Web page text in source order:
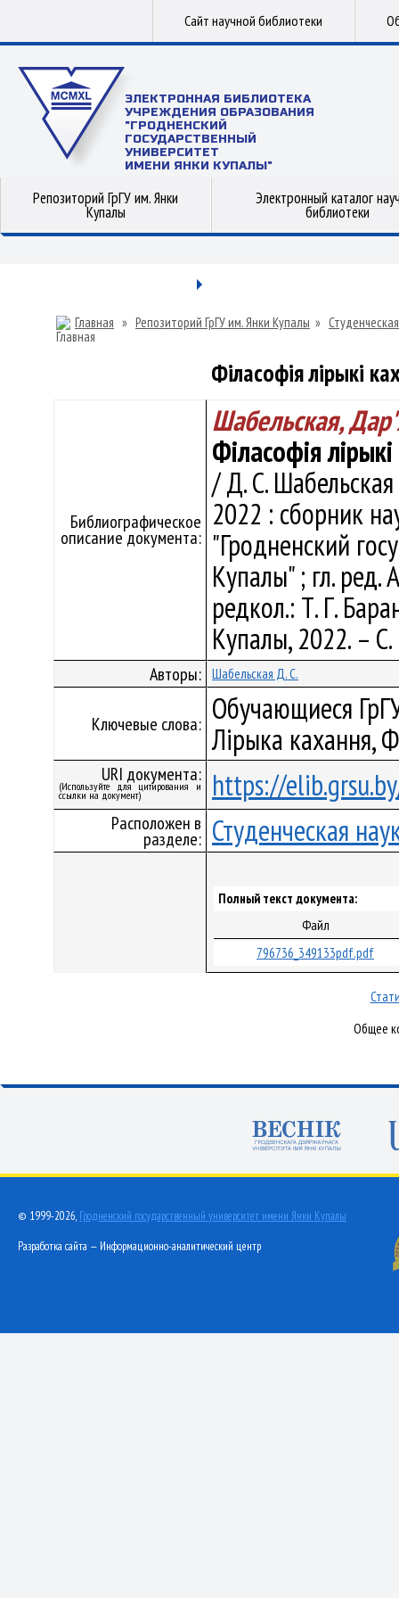
Сайт научной библиотеки
ЭЛЕКТРОННАЯ БИБЛИОТЕКА
УЧРЕЖДЕНИЯ ОБРАЗОВАНИЯ
"ГРОДНЕНСКИЙ
ГОСУДАРСТВЕННЫЙ
УНИВЕРСИТЕТ
ИМЕНИ ЯНКИ КУПАЛЫ"
Репозиторий ГрГУ им. Янки
Купалы
Электронный каталог
библиотеки
Главная » Репозиторий ГрГУ им. Янки Купалы »
Філасофія лірыкі
Библиографическое
описание документа:
Шабельская,
Філасофія
/ Д. С. Шабельская
2022 : сборник
"Гродненский
Купалы" ; гл. ред.
редкол.: Т. Г.
Купалы, 2022. –
Авторы: Шабельская Д. С.
Ключевые слова: Обучающиеся
Лірыка кахання,
URI документа:
(Используйте для цитирования и
ссылки на документ) https://
Расположен в
разделе: Студенческая
Полный текст документа:
Файл
796736_349133pdf.pdf
Общее
© 1999-2026, Гродненский государственный университет имени Янки Купалы
Разработка сайта — Информационно-аналитический центр